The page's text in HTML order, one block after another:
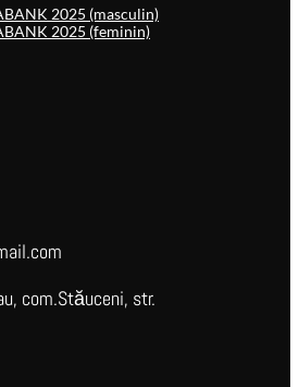
2025 (masculin)
2025 (feminin)
com.Stăuceni, str.